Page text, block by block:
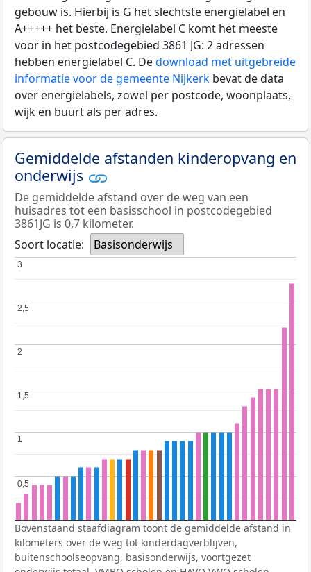
gebouw is. Hierbij is G het slechtste energielabel en
A+++++ het beste. Energielabel C komt het meeste
voor in het postcodegebied 3861 JG: 2 adressen
hebben energielabel C. Dedownload met uitgebreide
informatie voor de gemeente Nijkerk bevat de data
over energielabels, zowel per postcode, woonplaats,
wijk en buurt als per adres.
Gemiddelde afstanden kinderopvang en
onderwijs
De gemiddelde afstand over de weg van een
huisadres tot een basisschool in postcodegebied
3861JG is 0,7 kilometer.
Soort locatie:
Basisonderwijs
0,5
0,5
1
1
1,5
1,5
2
2
2,5
2,5
3
3
Bovenstaand staafdiagram toont de gemiddelde afstand in
kilometers over de weg tot kinderdagverblijven,
buitenschoolseopvang, basisonderwijs, voortgezet